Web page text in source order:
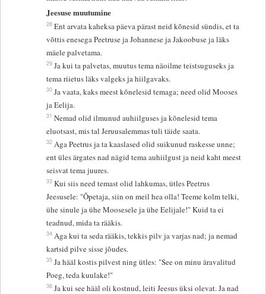
Jeesuse muutumine
28 Ent arvata kaheksa päeva pärast neid kõnesid sündis, et ta
võttis enesega Peetruse ja Johannese ja Jakoobuse ja läks
mäele palvetama.
29 Ja kui ta palvetas, muutus tema näoilme teistsuguseks ja
tema riietus läks valgeks ja hiilgavaks.
30 Ja vaata, kaks meest kõnelesid temaga; need olid Mooses
ja Eelija.
31 Nemad olid ilmunud auhiilguses ja kõnelesid tema
eluotsast, mis tal Jeruusalemmas tuli täide saata.
32 Aga Peetrus ja ta kaaslased olid suikunud raskesse unne;
ent üles ärgates nad nägid tema auhiilgust ja neid kaht meest
seisvat tema juures.
33 Kui siis need temast olid lahkumas, ütles Peetrus
Jeesusele: "Õpetaja, siin on meil hea olla! Teeme kolm telki,
ühe sinule ja ühe Moosesele ja ühe Eelijale!" Kuid ta ei
teadnud, mida ta rääkis.
34 Aga kui ta seda rääkis, tekkis pilv ja varjas nad; ja nemad
kartsid pilve sisse jõudes.
35 Ja hääl kostis pilvest ning ütles: "See on minu äravalitud
Poeg, teda kuulake!"
36 Ja kui see hääl oli kostnud, leiti Jeesus üksi olevat. Ja nad